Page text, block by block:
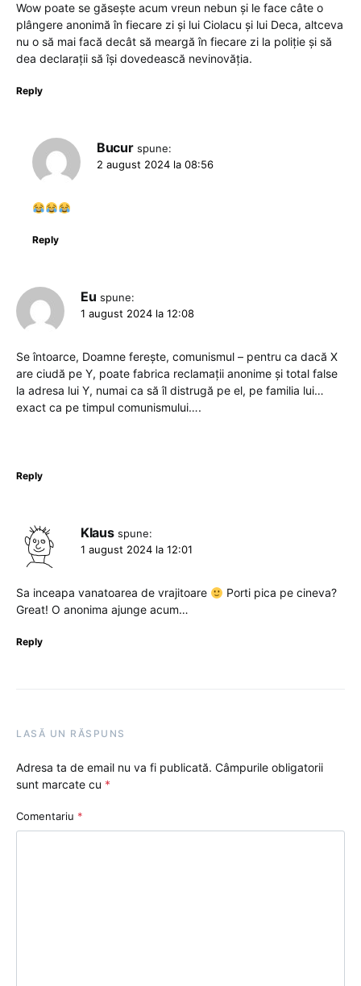
Wow poate se găsește acum vreun nebun și le face câte o
plângere anonimă în fiecare zi și lui Ciolacu și lui Deca, altceva
nu o să mai facă decât să meargă în fiecare zi la poliție și să
dea declarații să își dovedească nevinovăția.
Reply
Bucur spune:
2 august 2024 la 08:56
Reply
Eu spune:
1 august 2024 la 12:08
Se întoarce, Doamne ferește, comunismul – pentru ca dacă X
are ciudă pe Y, poate fabrica reclamații anonime și total false
la adresa lui Y, numai ca să îl distrugă pe el, pe familia lui…
exact ca pe timpul comunismului….
Reply
Klaus spune:
1 august 2024 la 12:01
Sa inceapa vanatoarea de vrajitoare
Porti pica pe cineva?
Great! O anonima ajunge acum…
Reply
LASĂ UN RĂSPUNS
Adresa ta de email nu va fi publicată. Câmpurile obligatorii
sunt marcate cu *
Comentariu *